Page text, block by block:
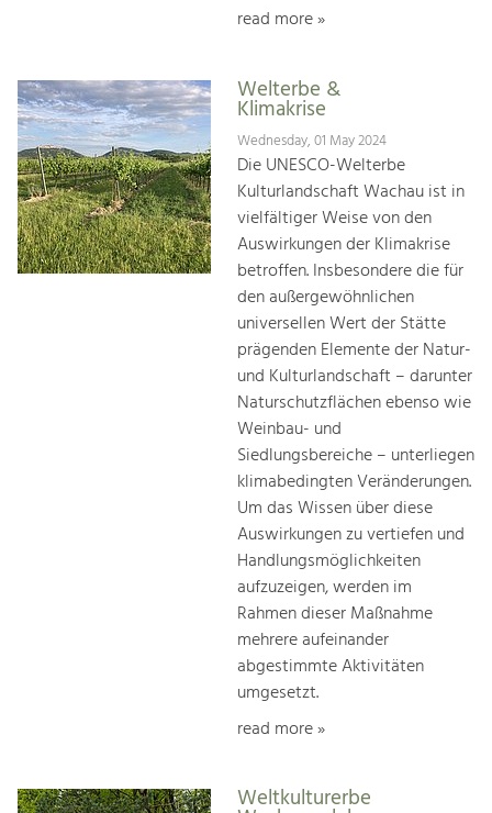
read more »
Welterbe &
Klimakrise
Wednesday, 01 May 2024
Die UNESCO-Welterbe
Kulturlandschaft Wachau ist in
vielfältiger Weise von den
Auswirkungen der Klimakrise
betroffen. Insbesondere die für
den außergewöhnlichen
universellen Wert der Stätte
prägenden Elemente der Natur-
und Kulturlandschaft – darunter
Naturschutzflächen ebenso wie
Weinbau- und
Siedlungsbereiche – unterliegen
klimabedingten Veränderungen.
Um das Wissen über diese
Auswirkungen zu vertiefen und
Handlungsmöglichkeiten
aufzuzeigen, werden im
Rahmen dieser Maßnahme
mehrere aufeinander
abgestimmte Aktivitäten
umgesetzt.
read more »
Weltkulturerbe